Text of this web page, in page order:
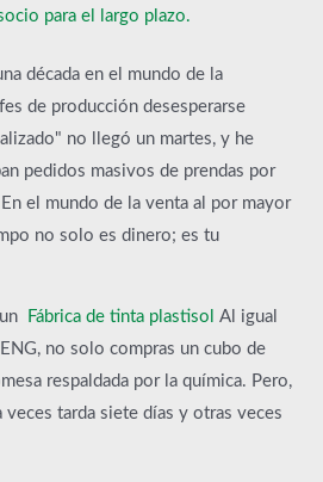
para el largo plazo.
década en el mundo de la
de producción desesperarse
no llegó un martes, y he
pedidos masivos de prendas por
el mundo de la venta al por mayor
no solo es dinero; es tu
Fábrica de tinta plastisol Al igual
no solo compras un cubo de
respaldada por la química. Pero,
veces tarda siete días y otras veces